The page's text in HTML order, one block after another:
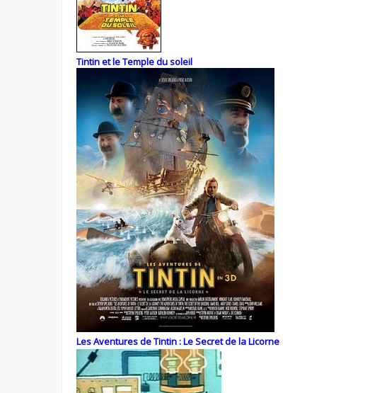
Tintin et le Temple du soleil
Les Aventures de Tintin : Le Secret de la Licorne